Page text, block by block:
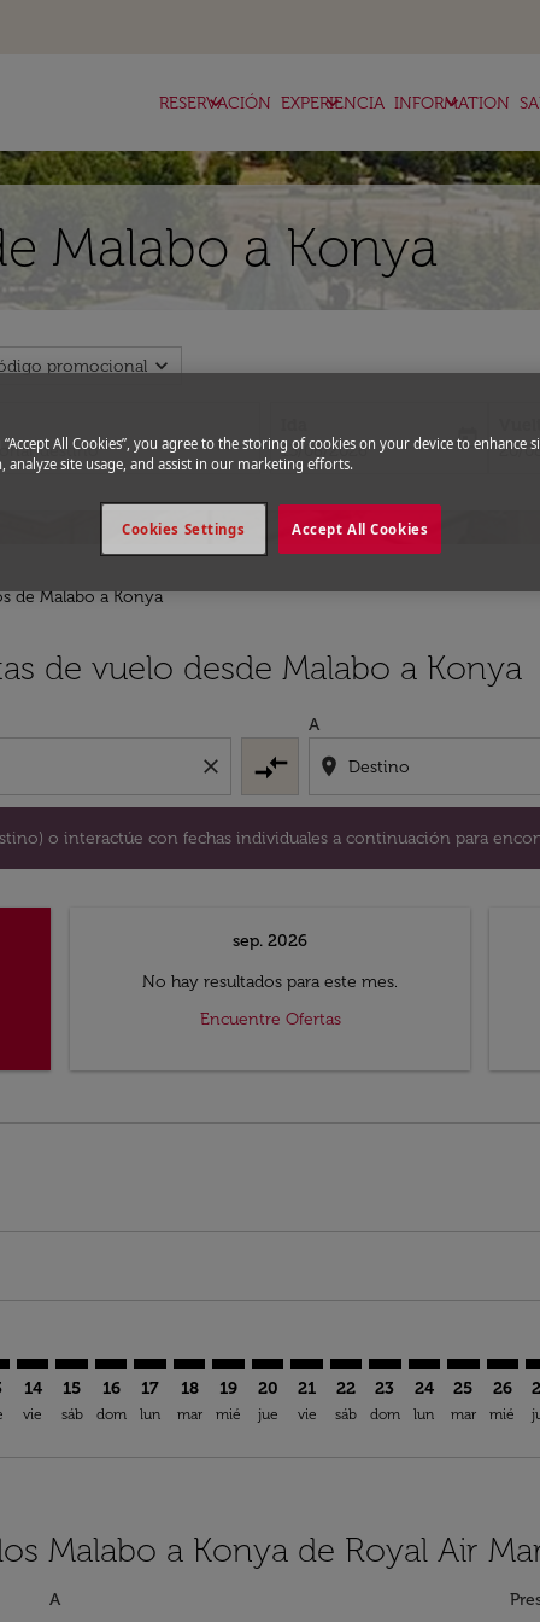
RESERVACIÓN
keyboard_arrow_down EXPERIENCIA
keyboard_arrow_down INFORMATION
keyboard_arrow_down
Malabo a Konya
promocional expand_more
fc-booking-departure-date-aria-
13/08/2026
today
fc-
20/
de Malabo a Konya
de vuelo desde Malabo a Konya
close compare_arrows
A
location_on
o interactúe con fechas individuales a continuación para
destino) o interactúe con fechas individuales a
sep. 2026
No hay resultados para este mes.
Encuentre Ofertas
14
vie
15
sáb
16
dom
17
lun
18
mar
SSG–KYA: cmp-view-offers-
19
mié
SSG–KYA: cmp-view-offers-
20
jue
SSG–KYA: cmp-view-
21
vie
SSG–KYA: cmp-view-
22
sáb
SSG–KYA: cmp-
23
dom
SSG–KYA:
24
lun
25
mar
26
mié
Malabo a Konya de Royal Air
A
“Accept All Cookies”, you agree to the storing of cookies on your device to enhance
analyze site usage, and assist in our marketing efforts.
Accept All Cookies
Cookies Settings